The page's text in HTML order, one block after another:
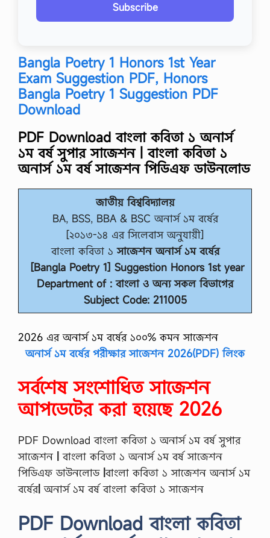
Subscribe
Bangla Poetry 1 Honors 1st Year
Exam Suggestion PDF, Honors
Bangla Poetry 1 Suggestion PDF
Download
PDF Download বাংলা কবিতা ১ অনার্স
১ম বর্ষ সুপার সাজেশন
|বাংলা কবিতা ১
অনার্স ১ম বর্ষ সাজেশন পিডিএফ ডাউনলোড
জাতীয় বিশ্ববিদ্যালয়
BA, BSS, BBA & BSC অনার্স ১ম বর্ষের
[২০১৩-১৪ এর সিলেবাস অনুযায়ী]
বাংলা কবিতা ১সাজেশন অনার্স ১ম বর্ষের
[Bangla Poetry 1] Suggestion Honors 1st year
Department of : বাংলা ও অন্য সকল বিভাগের
Subject Code: 211005
2026 এর অনার্স ১ম বর্ষের ১০০% কমন সাজেশন
অনার্স ১ম বর্ষের পরীক্ষার সাজেশন 2026(PDF) লিংক
সর্বশেষ সংশোধিত সাজেশন
আপডেটের করা হয়েছে 2026
PDF Download বাংলা কবিতা ১ অনার্স ১ম বর্ষ সুপার
সাজেশন
|বাংলা কবিতা ১ অনার্স ১ম বর্ষ সাজেশন
পিডিএফ ডাউনলোড |বাংলা কবিতা ১ সাজেশন অনার্স ১ম
বর্ষের| অনার্স ১ম বর্ষ বাংলা কবিতা ১ সাজেশন
PDF Download বাংলা কবিতা